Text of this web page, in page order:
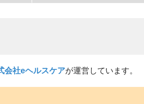
会社eヘルスケアが運営しています。